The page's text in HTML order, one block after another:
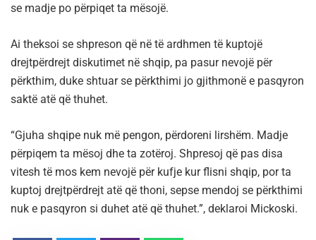
se madje po përpiqet ta mësojë.
Ai theksoi se shpreson që në të ardhmen të kuptojë
drejtpërdrejt diskutimet në shqip, pa pasur nevojë për
përkthim, duke shtuar se përkthimi jo gjithmonë e pasqyron
saktë atë që thuhet.
“Gjuha shqipe nuk më pengon, përdoreni lirshëm. Madje
përpiqem ta mësoj dhe ta zotëroj. Shpresoj që pas disa
vitesh të mos kem nevojë për kufje kur flisni shqip, por ta
kuptoj drejtpërdrejt atë që thoni, sepse mendoj se përkthimi
nuk e pasqyron si duhet atë që thuhet.”, deklaroi Mickoski.